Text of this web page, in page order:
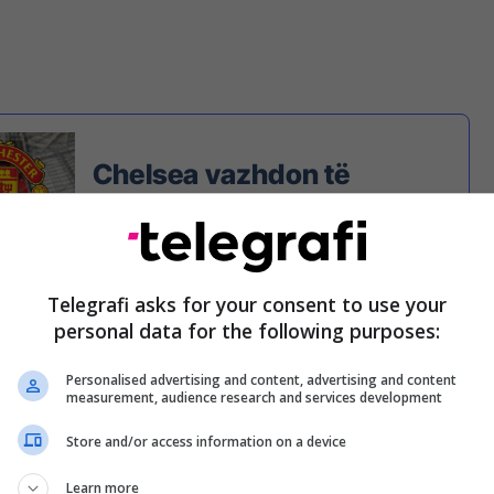
Chelsea vazhdon të
insistojë në një çmim
absurd për ta lënë të lirë
Mountin
kontratë të re në Stamford Bridge,
dy opsione: Ta shesin këtë afat kalimtar ose ta
në qershorin e ardhshëm.
Telegrafi asks for your consent to use your
personal data for the following purposes:
Personalised advertising and content, advertising and content
measurement, audience research and services development
Store and/or access information on a device
Learn more